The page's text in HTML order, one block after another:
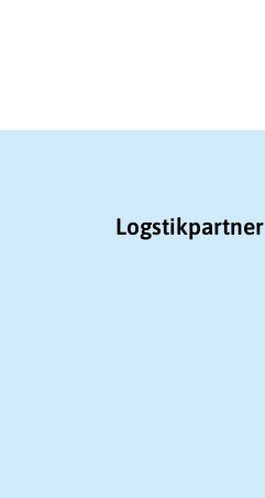
Logstikpartner